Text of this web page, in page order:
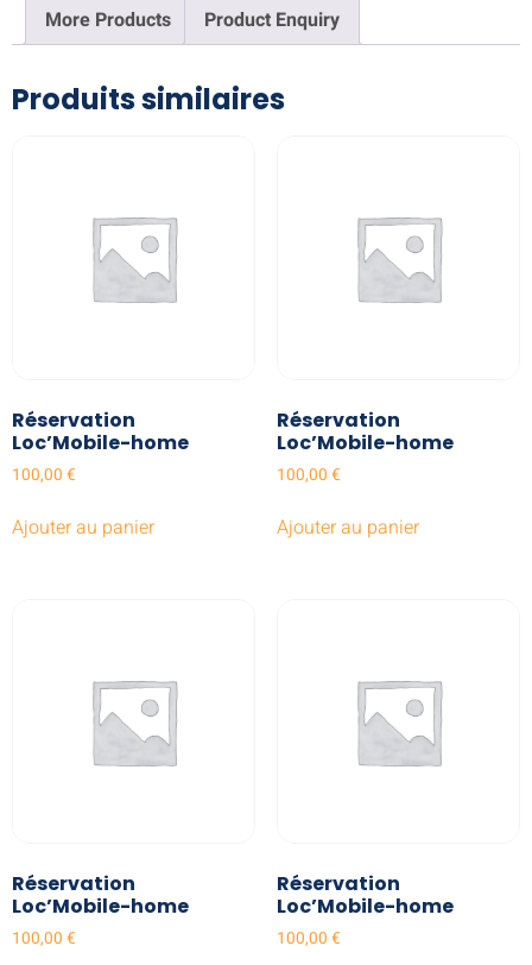
More Products
Product Enquiry
Produits similaires
Réservation
Loc’Mobile-home
100,00 €
Ajouter au panier
Réservation
Loc’Mobile-home
100,00 €
Ajouter au panier
Réservation
Loc’Mobile-home
100,00 €
Réservation
Loc’Mobile-home
100,00 €